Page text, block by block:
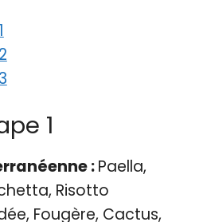
1
:Paella,
Risotto
Fougère, Cactus,